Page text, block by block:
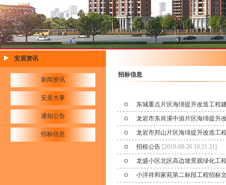
安居资讯
新闻资讯
安居大事
通知公告
招标信息
招标信息
东城重点片区海绵提升改造工程
龙岩市东肖溪中游片区海绵提升
龙岩市邦山片区海绵提升改造工
招租公告 [2019-09-26 10:21:21]
龙盛小区北区高边坡景观绿化工
小洋祥和家苑第二标段工程招标